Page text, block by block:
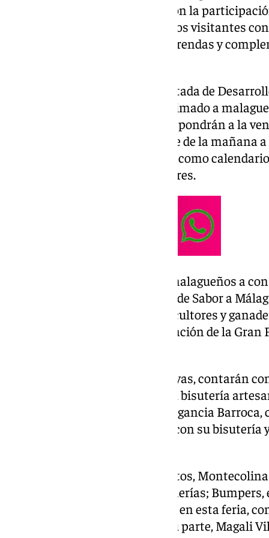
segundo pop up store del año con la
programa de talleres, para que los visitantes
proceso de elaboración de sus prendas y
Así lo ha dado a conocer la diputada de
Esperanza González, que ha animado a
nuevo espacio donde las firmas pondrán a la
horario de apertura será de once de la mañana
habrá regalos por cada compra, como
gorras de prestigiosos diseñadores.
La diputada ha animado a los malagueños a
tanto de Málaga de Moda como de Sabor a
trabajo de los diseñadores, agricultores y
Pop Up coincidirá con la celebración de la Gran
En el ámbito de la bisutería y joyas, contarán
Pelusita y Doña Amparo, con su bisutería
las bisutería de metacrilato; Elegancia Barroca,
en la orfebrería y Montecolina, con su bisutería
En cuanto a ropa y complementos,
reversibles y pañuelos para romerías;
masculina también participará en esta feria,
sus diseños trasgresores. Por su parte, Magali